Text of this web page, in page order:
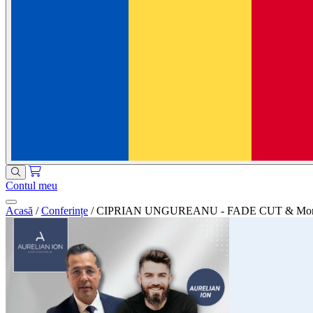
Contul meu
Acasă / Conferințe / CIPRIAN UNGUREANU - FADE CUT &